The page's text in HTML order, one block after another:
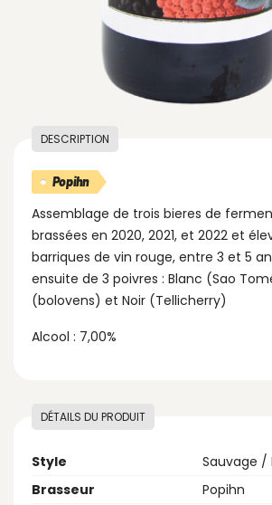
DESCRIPTION
Popihn
Assemblage de trois bieres de
brassées en 2020, 2021, et 2022 et
barriques de vin rouge, entre 3 et 5
ensuite de 3 poivres : Blanc (Sao
(bolovens) et Noir (Tellicherry)
Alcool : 7,00%
DÉTAILS DU PRODUIT
Style
Sauvage /
Brasseur
Popihn